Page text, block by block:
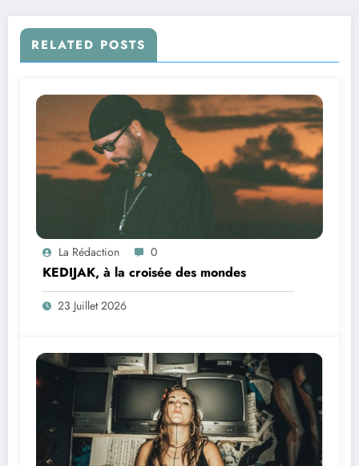
RELATED POSTS
La Rédaction 0
KEDIJAK, à la croisée des mondes
23 Juillet 2026